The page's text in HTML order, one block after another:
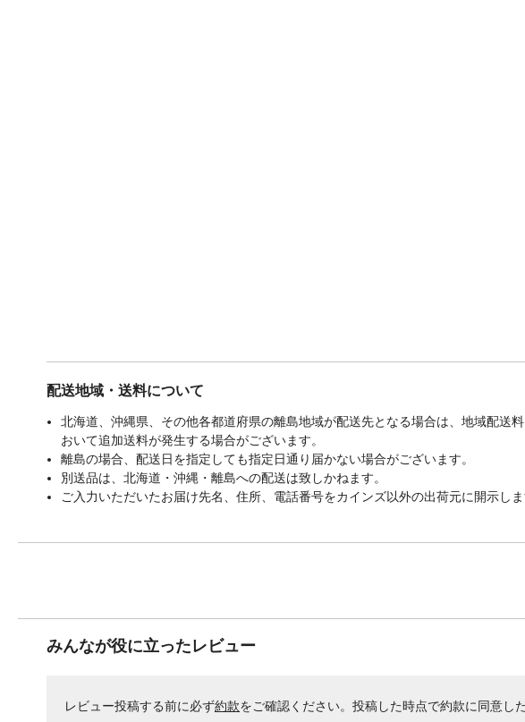
配送地域・送料について
北海道、沖縄県、その他各都道府県の離島地域が配送先となる場合は、地域配送
おいて追加送料が発生する場合がございます。
離島の場合、配送日を指定しても指定日通り届かない場合がございます。
別送品は、北海道・沖縄・離島への配送は致しかねます。
ご入力いただいたお届け先名、住所、電話番号をカインズ以外の出荷元に開示し
みんなが役に立ったレビュー
レビュー投稿する前に必ず約款をご確認ください。投稿した時点で約款に同意し